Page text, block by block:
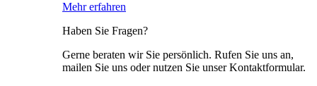
Mehr erfahren
Haben Sie Fragen?
Gerne beraten wir Sie persönlich. Rufen Sie uns an,
mailen Sie uns oder nutzen Sie unser Kontaktformular.